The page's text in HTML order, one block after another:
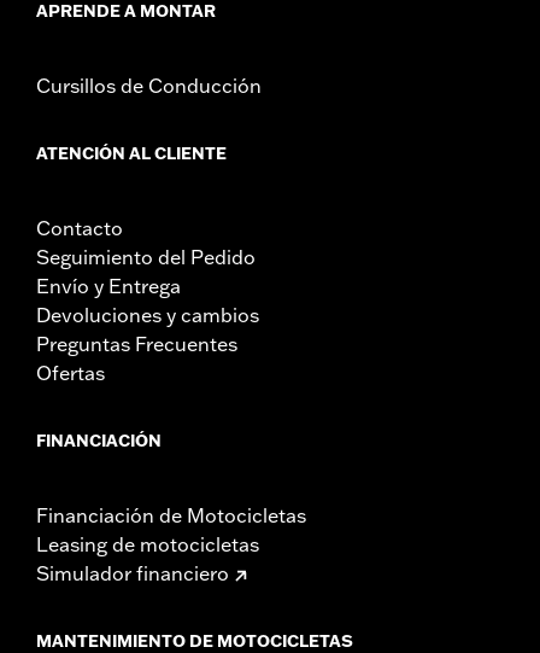
APRENDE A MONTAR
Cursillos de Conducción
ATENCIÓN AL CLIENTE
Contacto
Seguimiento del Pedido
Envío y Entrega
Devoluciones y cambios
Preguntas Frecuentes
Ofertas
FINANCIACIÓN
Financiación de Motocicletas
Leasing de motocicletas
Simulador financiero
MANTENIMIENTO DE MOTOCICLETAS